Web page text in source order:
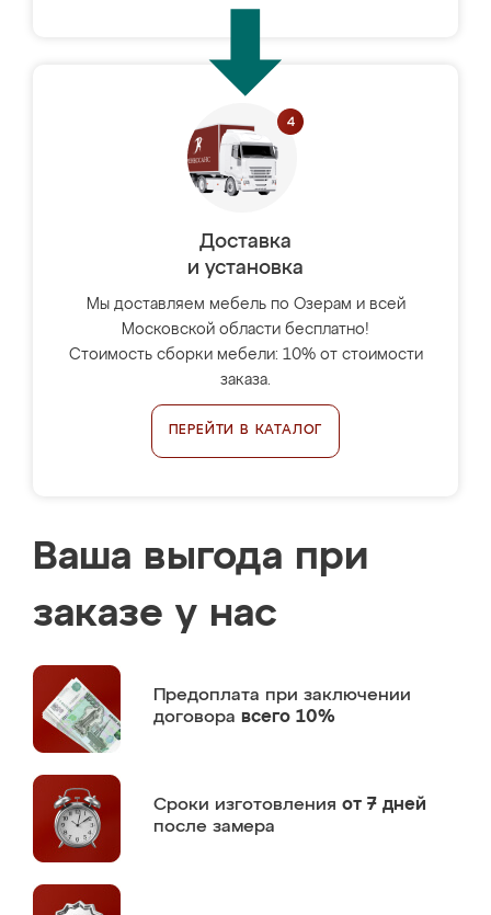
Доставка
и установка
Мы доставляем мебель по Озерам и всей
Московской области бесплатно!
Стоимость сборки мебели: 10% от стоимости
заказа.
ПЕРЕЙТИ В КАТАЛОГ
Ваша выгода при
заказе у нас
Предоплата при заключении
договора всего 10%
Сроки изготовления от 7 дней
после замера